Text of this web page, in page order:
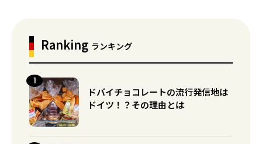
Ranking ランキング
ドバイチョコレートの流行発信地は
ドイツ！？その理由とは